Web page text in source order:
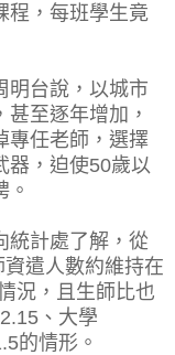
程，每班學生竟
明台說，以城市
至逐年增加，
專任老師，選擇
器，迫使50歲以
。
統計處了解，從
遣人數約維持在
況，且生師比也
、大學
的情形。